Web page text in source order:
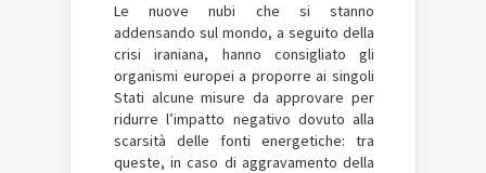
Le nuove nubi che si stanno
addensando sul mondo, a seguito della
crisi iraniana, hanno consigliato gli
organismi europei a proporre ai singoli
Stati alcune misure da approvare per
ridurre l’impatto negativo dovuto alla
scarsità delle fonti energetiche: tra
queste, in caso di aggravamento della